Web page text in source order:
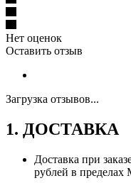
Нет оценок
Оставить отзыв
Загрузка отзывов...
1. ДОСТАВКА
Доставка при
рублей в